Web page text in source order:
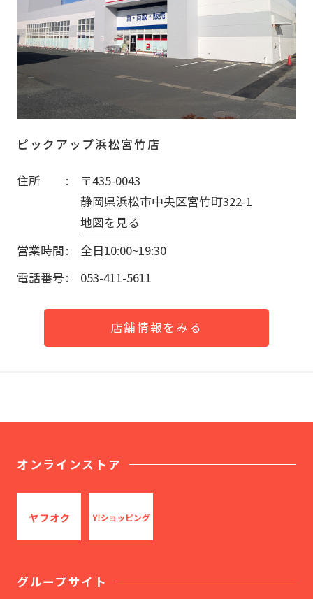
ピックアップ浜松宮竹店
住所
〒435-0043
静岡県浜松市中央区宮竹町322-1
地図を見る
営業時間
全日10:00~19:30
電話番号
053-411-5611
店舗情報をみる
オンラインストア
グループサイト